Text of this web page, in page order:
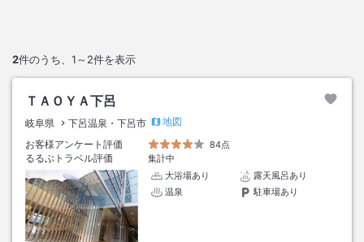
2件のうち、 1～2件を表示
ＴＡＯＹＡ下呂
岐阜県 下呂温泉・下呂市
地図
お客様アンケート評価
84点
るるぶトラベル評価
集計中
大浴場あり
露天風呂あり
温泉
駐車場あり